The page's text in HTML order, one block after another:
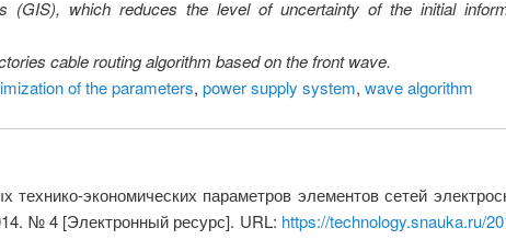
(GIS), which reduces the level of uncertainty of the initial
cable routing algorithm based on the front wave.
of the parameters, power supply system, wave algorithm
экономических параметров элементов сетей
№ 4 [Электронный ресурс]. URL: https://technology.snauka.ru/